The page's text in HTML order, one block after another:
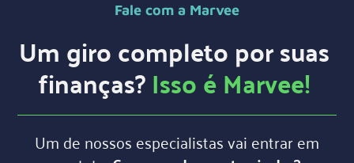
Fale com a Marvee
Um giro completo por suas
finanças?Isso é Marvee!
Um de nossos especialistas vai entrar em